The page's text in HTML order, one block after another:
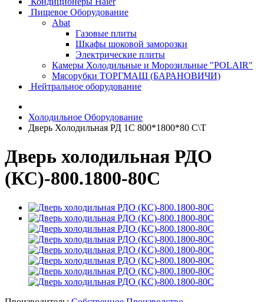
Пищевое Оборудование
Abat
Газовые плиты
Шкафы шоковой заморозки
Электрические плиты
Камеры Холодильные и Морозильные "POLAIR"
Мясорубки ТОРГМАШ (БАРАНОВИЧИ)
Нейтральное оборудование
Холодильное Оборудование
Дверь Холодильная РД 1С 800*1800*80 С\Т
Дверь холодильная РДО
(КС)-800.1800-80С